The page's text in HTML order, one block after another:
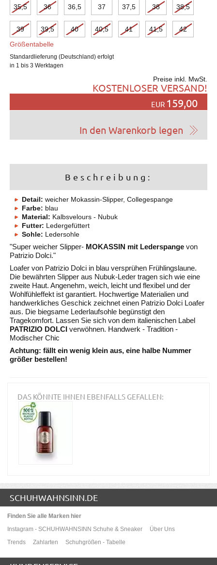
35,5 36 36,5 37 37,5 38 38,5
39 39,5 40 40,5 41 41,5
42
Größentabelle
Standardlieferung (Deutschland) erfolgt
in 1 bis 3 Werktagen
Preise inkl. MwSt.
KOSTENLOSER VERSAND!
EUR 159,00
Beschreibung:
Detail: weicher Mokassin-Slipper, Collegespange
Farbe: blau
Material: Kalbsvelours - Nubuk
Futter: Ledergefüttert
Sohle: Ledersohle
"Super weicher Slipper- MOKASSIN mit Lederspange von
Patrizio Dolci."
Loafer von Patrizio Dolci in blau versprühen Frühlingslaune.
Die bewährten Slipper aus Nubuk-Leder tragen sich wie eine
zweite Haut. Angenehm, weich, leicht und flexibel und der
Wohlfühleffekt ist garantiert. Hochwertige Materialien und
handwerkliches Geschick zeichnet einen Patrizio Dolci Loafer
aus. Die biegsame Lederlaufsohle begünstigt den
Tragekomfort. Lassen Sie sich von dem italienischen Label
PATRIZIO DOLCI verwöhnen. Handwerk - Tradition -
Modischer Chic
Achtung: fällt ein wenig klein aus, eine halbe Nummer
größer bestellen!
DAS KÖNNTE IHNEN EBENFALLS GEFALLEN:
SCHUHWAHNSINN.DE
Finden Sie alle Marken hier
Instagram - SCHUHWAHNSINN Schuhe & Sneaker
Über Uns
Trends
Zahlarten Schuhgrößen - Tabelle